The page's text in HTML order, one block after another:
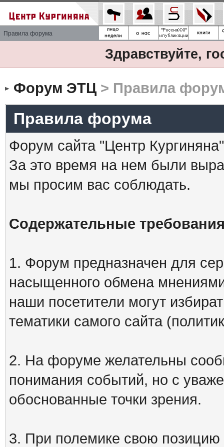
Правила форума
Здравствуйте,
Форум ЭТЦ> Правила
Правила форума
Форум сайта "Центр
За это время на нем были
мы просим вас соблюдать.
Содержательные
1. Форум предназначен для
насыщенного обмена
наши посетители могут
тематики самого сайта
2. На форуме желательны
понимания событий, но с
обоснованные точки зрения.
3. При полемике свою